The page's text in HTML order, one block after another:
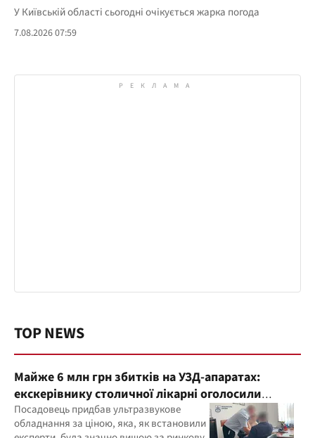
У Київській області сьогодні очікується жарка погода
7.08.2026 07:59
TOP NEWS
Майже 6 млн грн збитків на УЗД-апаратах:
екскерівнику столичної лікарні оголосили
підозру
Посадовець придбав ультразвукове
обладнання за ціною, яка, як встановили